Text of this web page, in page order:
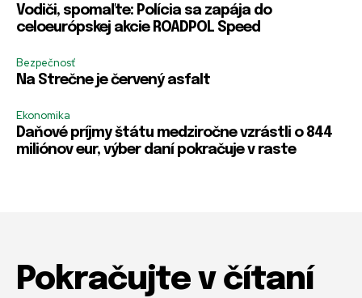
Vodiči, spomaľte: Polícia sa zapája do
celoeurópskej akcie ROADPOL Speed
Bezpečnosť
Na Strečne je červený asfalt
Ekonomika
Daňové príjmy štátu medziročne vzrástli o 844
miliónov eur, výber daní pokračuje v raste
Pokračujte v čítaní